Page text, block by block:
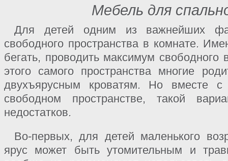
Мебель для
Для детей одним из важнейших
свободного пространства в комнате.
бегать, проводить максимум
этого самого пространства многие
двухъярусным кроватям. Но вместе
свободном пространстве, такой
недостатков.
Во-первых, для детей маленького
ярус может быть утомительным и